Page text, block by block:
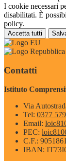
I cookie necessari
disabilitati. È
policy.
Accetta tutti
Contatti
Istituto
Via
Tel: 0377
Email:
PEC:
C.F.:
IBAN: